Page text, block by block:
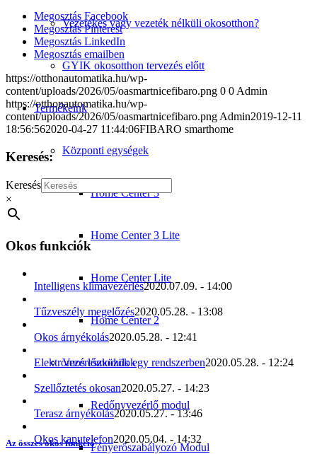
Vezetékes vagy vezeték nélküli okosotthon?
GYIK okosotthon tervezés előtt
Termékeink
Központi egységek
Home Center 3
Home Center 3 Lite
Home Center Lite
Home Center 2
Vezérlőmodulok
Redőnyvezérlő modul
Fényerőszabályozó Modul
Megosztás Facebook
Megosztás Pinterest
Megosztás LinkedIn
Megosztás emailben
https://otthonautomatika.hu/wp-
content/uploads/2026/05/oasmartnicefibaro.png 0 0 Admin
https://otthonautomatika.hu/wp-
content/uploads/2026/05/oasmartnicefibaro.png Admin2019-12-11
18:56:562020-04-27 11:44:06FIBARO smarthome
Keresés:
Keresés
×
Okos funkciók
Intelligens klímavezérlés2020.07.09. - 14:00
Tűzveszély megelőzés2020.05.28. - 13:08
Okos árnyékolás2020.05.28. - 12:41
Elektromos eszközök egy rendszerben2020.05.28. - 12:24
Szellőztetés okosan2020.05.27. - 14:23
Terasz árnyékolás2020.05.27. - 13:46
Okos kaputelefon2020.05.04. - 14:32
Az összes okos funkció